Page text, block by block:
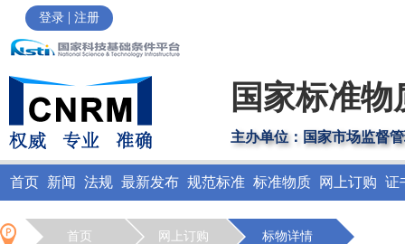
登录 | 注册
国家标准
主办单位：国家市场监督
首页 新闻 法规 最新发布 规范标准 标准物质 网上订购 证
首页 网上订购 标物详情